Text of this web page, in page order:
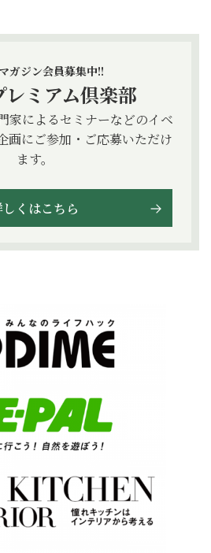
ガジン会員募集中!!
レミアム倶楽部
家によるセミナーなどのイベ
画にご参加・ご応募いただけ
ます。
くはこちら